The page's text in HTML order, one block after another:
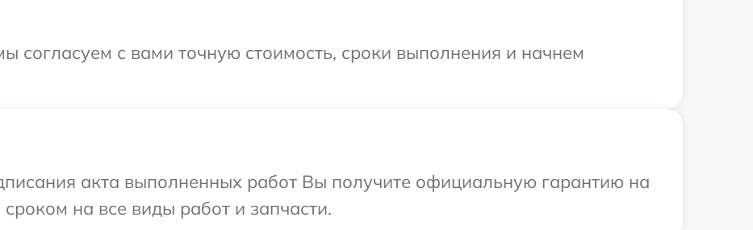
согласуем с вами точную стоимость, сроки выполнения и начнем
акта выполненных работ Вы получите официальную гарантию на
на все виды работ и запчасти.